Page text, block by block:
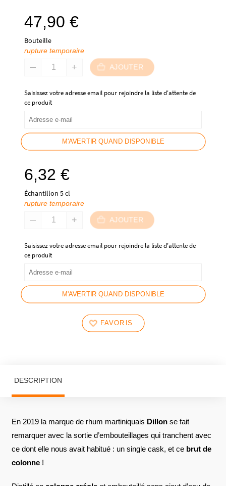
47,90 €
Bouteille
rupture temporaire
AJOUTER
Saisissez votre adresse email pour rejoindre la liste d'attente de
ce produit
M'AVERTIR QUAND DISPONIBLE
6,32 €
Échantillon 5 cl
rupture temporaire
AJOUTER
Saisissez votre adresse email pour rejoindre la liste d'attente de
ce produit
M'AVERTIR QUAND DISPONIBLE
FAVORIS
DESCRIPTION
En 2019 la marque de rhum martiniquais Dillonse fait
remarquer avec la sortie d’embouteillages qui tranchent avec
ce dont elle nous avait habitué : un single cask, et ce brut de
colonne!